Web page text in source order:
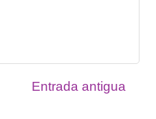
Entrada antigua